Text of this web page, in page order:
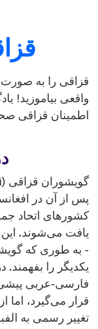
را به صورت
بیاموزید!
قزاقی
از آن در
اتحاد
می‌شوند. این
به طوری که
عربی پیشی
رسمی به